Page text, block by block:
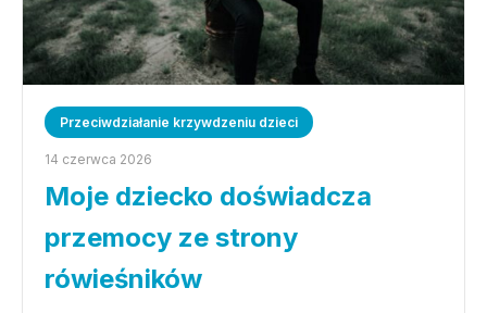
Przeciwdziałanie krzywdzeniu dzieci
14 czerwca 2026
Moje dziecko doświadcza
przemocy ze strony
rówieśników